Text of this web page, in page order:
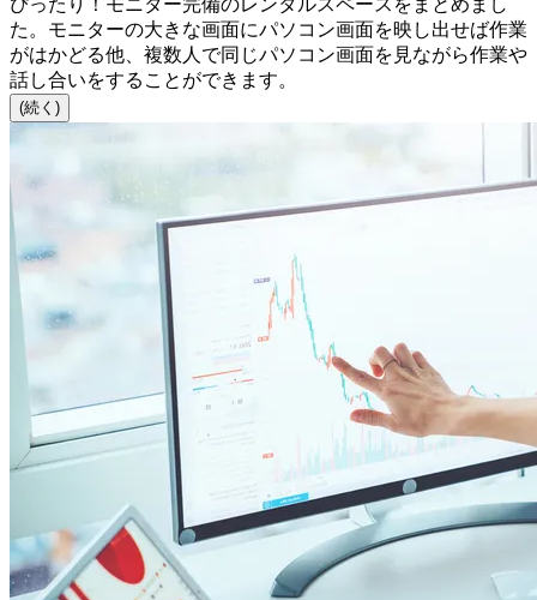
た。モニターの大きな画面にパソコン画面を映し出せば作業
がはかどる他、複数人で同じパソコン画面を見ながら作業や
話し合いをすることができます。
(続く)